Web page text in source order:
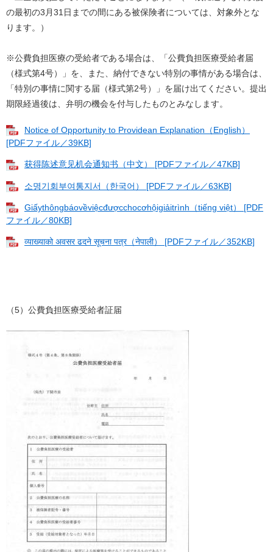
の最初の3月31日までの間にある被保険者については、対象外とな
ります。）
※公費負担医療の受給者である場合は、「公費負担医療受給者届
（様式第4号）」を、また、納付できない特別の事情がある場合は、
「特別の事情に関する届（様式第2号）」を届け出てください。提出
期限経過後は、弁明の機会を付与したものとみなします。
Notice of Opportunity to Providean Explanation（English）
[PDFファイル／39KB]
获得陈述意见机会通知书（中文） [PDFファイル／47KB]
소명기회부여통지서（한국어） [PDFファイル／63KB]
Giấythôngbáovềviệcđượcchocơhộigiảitrình（tiếng việt） [PDF
ファイル／80KB]
व्याख्याको अवसर ढदने सूचना पत्र（नेपाली） [PDFファイル／352KB]
（5）公費負担医療受給者証届